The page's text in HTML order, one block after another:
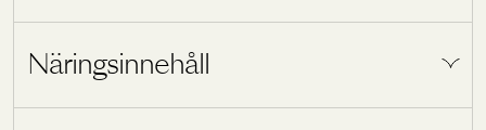
Holistic PWO är ett kosttillskott i pulverform
vars syfte är att bidra till ökad energi,
koncentration och fokus. Använd innan
Näringsinnehåll